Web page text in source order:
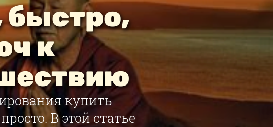
быстро,
к
купить
В этой статье